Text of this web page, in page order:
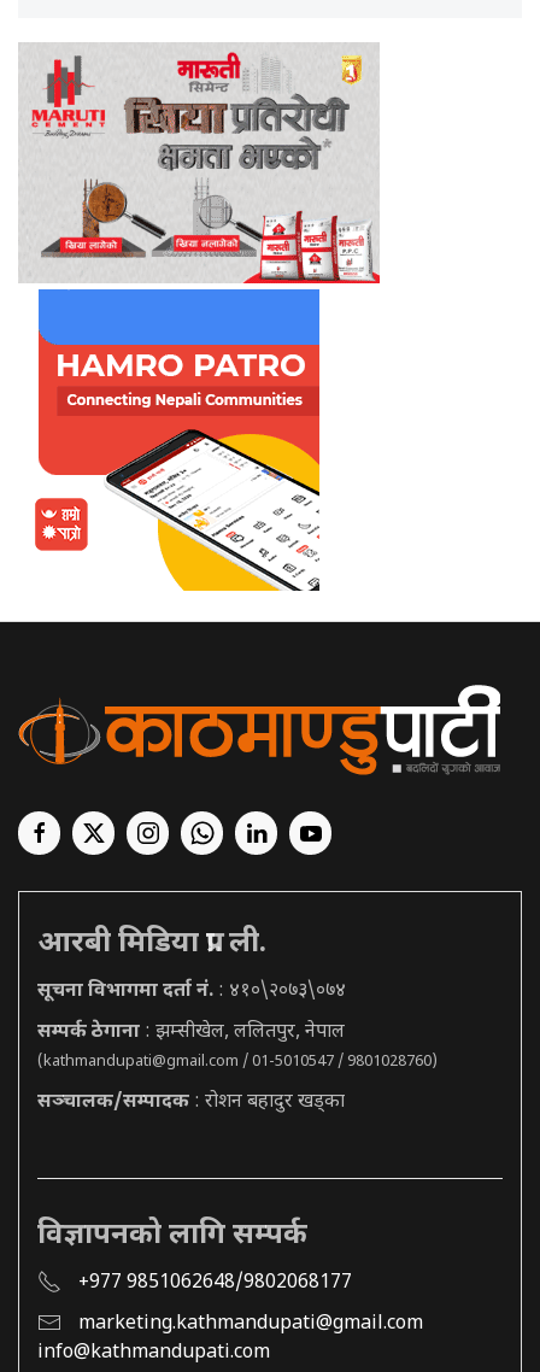
आरबी मिडिया प्रा. ली.
सूचना विभागमा दर्ता नं. : ४१०\२०७३\०७४
सम्पर्क ठेगाना : झम्सीखेल, ललितपुर, नेपाल
(kathmandupati@gmail.com / 01-5010547 / 9801028760)
सञ्चालक/सम्पादक : रोशन बहादुर खड्का
विज्ञापनको लागि सम्पर्क
+977 9851062648/9802068177
marketing.kathmandupati@gmail.com
info@kathmandupati.com